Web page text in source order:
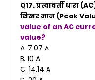
Q17. प्रत्यावर्ती धारा
शिखर मान (Peak
value of an AC
value?
A. 7.07 A
B. 10 A
C. 14.14 A